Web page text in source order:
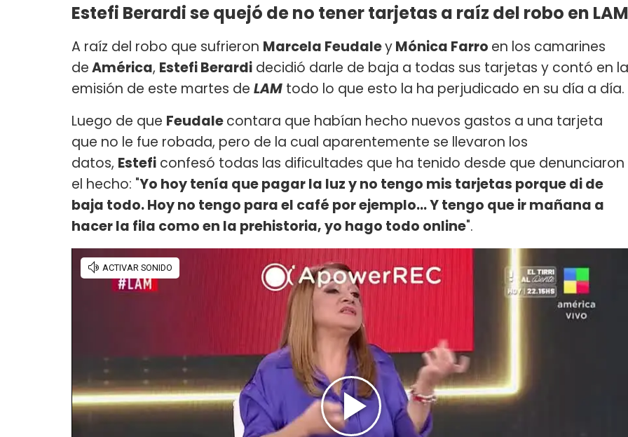
Estefi Berardi se quejó de no tener tarjetas a raíz del robo en LAM
A raíz del robo que sufrieron Marcela FeudaleyMónica Farro en los camarines
deAmérica, Estefi Berardi decidió darle de baja a todas sus tarjetas y contó en la
emisión de este martes de LAM todo lo que esto la ha perjudicado en su día a día.
Luego de que Feudalecontara que habían hecho nuevos gastos a una tarjeta
que no le fue robada, pero de la cual aparentemente se llevaron los
datos, Estefi confesó todas las dificultades que ha tenido desde que denunciaron
el hecho: "Yo hoy tenía que pagar la luz y no tengo mis tarjetas porque di de
baja todo. Hoy no tengo para el café por ejemplo... Y tengo que ir mañana a
hacer la fila como en la prehistoria, yo hago todo online".